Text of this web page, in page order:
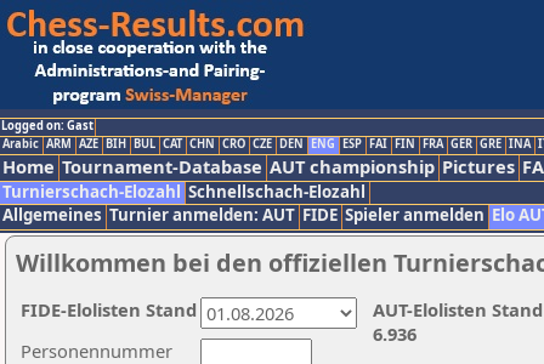
Logged on: Gast
Arabic ARM AZE BIH BUL CAT CHN CRO CZE DEN ENG ESP FAI FIN FRA GER GRE INA
Home Tournament-Database AUT championship Pictures
Turnierschach-Elozahl Schnellschach-Elozahl
Allgemeines Turnier anmelden: AUT FIDE Spieler anmelden Elo
Willkommen bei den offiziellen
Personennummer
AUT-Elolisten
6.936
FIDE-Elolisten Stand